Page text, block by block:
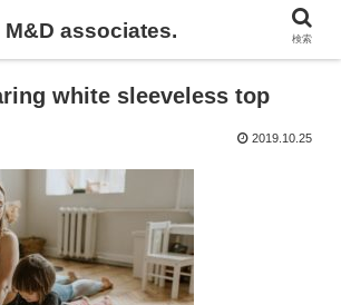
white sleeveless top
2019.10.25
M&D associates. 検索